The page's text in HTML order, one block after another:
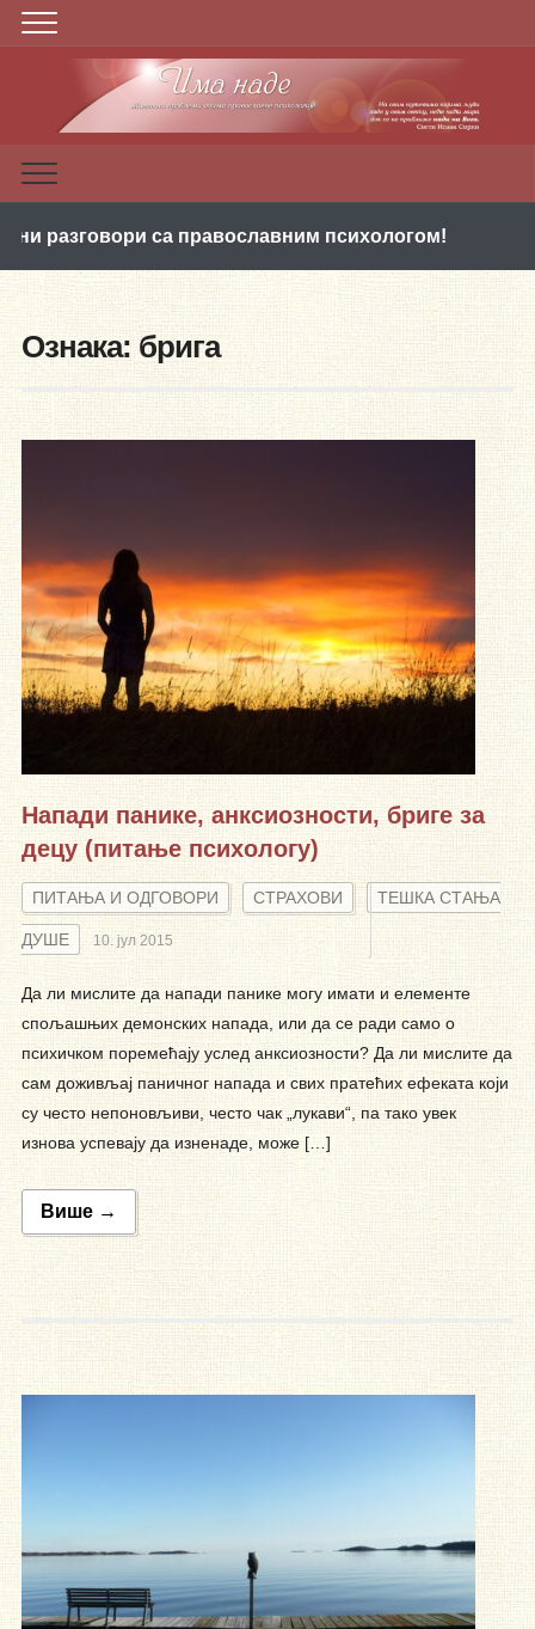
са православним психологом!
Ознака: брига
Напади панике, анксиозности, бриге за
децу (питање психологу)
ПИТАЊА И ОДГОВОРИ СТРАХОВИ ТЕШКА СТАЊА
ДУШЕ 10. јул 2015
Да ли мислите да напади панике могу имати и елементе
спољашњих демонских напада, или да се ради само о
психичком поремећају услед анксиозности? Да ли мислите да
сам доживљај паничног напада и свих пратећих ефеката који
су често непоновљиви, често чак „лукави“, па тако увек
изнова успевају да изненаде, може […]
Више →